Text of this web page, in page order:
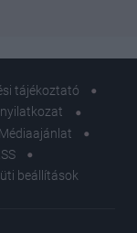
tájékoztató
Médiaajánlat
beállítások